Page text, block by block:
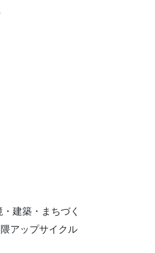
建築・まちづく
アップサイクル